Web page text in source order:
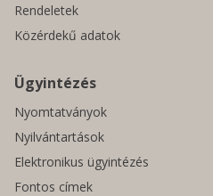
Rendeletek
Közérdekű adatok
Ügyintézés
Nyomtatványok
Nyilvántartások
Elektronikus ügyintézés
Fontos címek